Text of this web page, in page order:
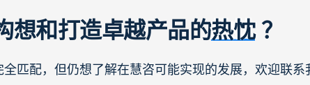
想和打造卓越产品的热忱？
匹配，但仍想了解在慧咨可能实现的发展，欢迎联系